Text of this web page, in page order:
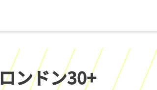
ロンドン30+